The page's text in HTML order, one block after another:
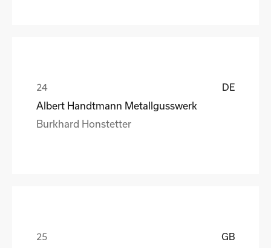
DE
Albert Handtmann Metallgusswerk
Burkhard Honstetter
GB